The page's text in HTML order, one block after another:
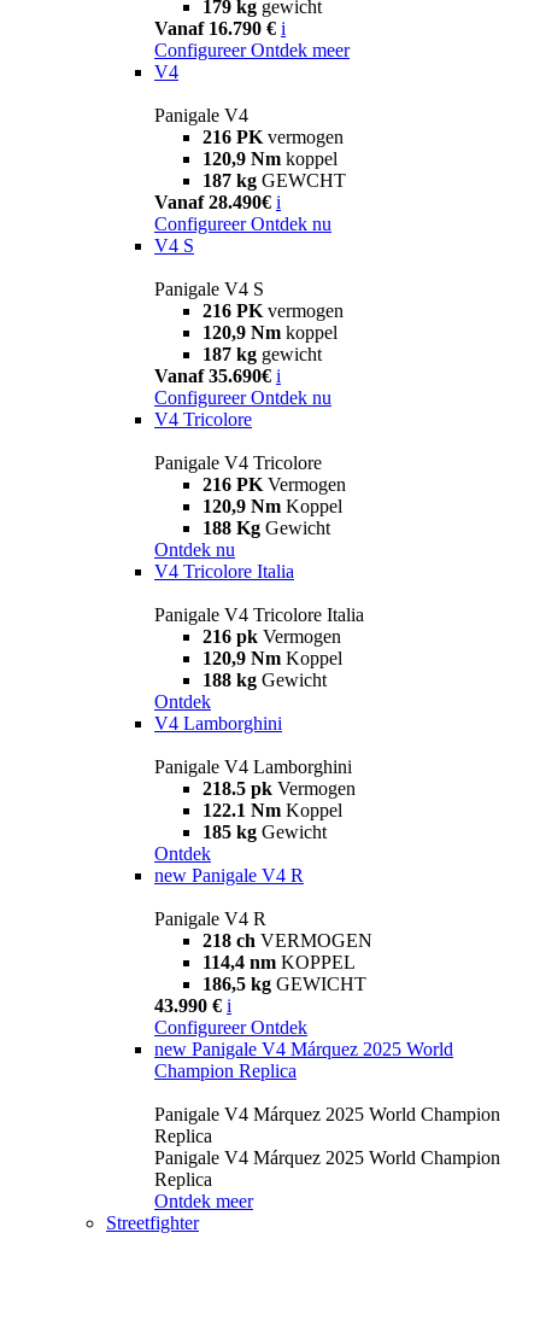
179 kg gewicht
Vanaf 16.790 € i
Configureer Ontdek meer
V4
Panigale V4
216 PK vermogen
120,9 Nm koppel
187 kg GEWCHT
Vanaf 28.490€ i
Configureer Ontdek nu
V4 S
Panigale V4 S
216 PK vermogen
120,9 Nm koppel
187 kg gewicht
Vanaf 35.690€ i
Configureer Ontdek nu
V4 Tricolore
Panigale V4 Tricolore
216 PK Vermogen
120,9 Nm Koppel
188 Kg Gewicht
Ontdek nu
V4 Tricolore Italia
Panigale V4 Tricolore Italia
216 pk Vermogen
120,9 Nm Koppel
188 kg Gewicht
Ontdek
V4 Lamborghini
Panigale V4 Lamborghini
218.5 pk Vermogen
122.1 Nm Koppel
185 kg Gewicht
Ontdek
new Panigale V4 R
Panigale V4 R
218 ch VERMOGEN
114,4 nm KOPPEL
186,5 kg GEWICHT
43.990 € i
Configureer Ontdek
new Panigale V4 Márquez 2025 World
Champion Replica
Panigale V4 Márquez 2025 World Champion
Replica
Panigale V4 Márquez 2025 World Champion
Replica
Ontdek meer
Streetfighter